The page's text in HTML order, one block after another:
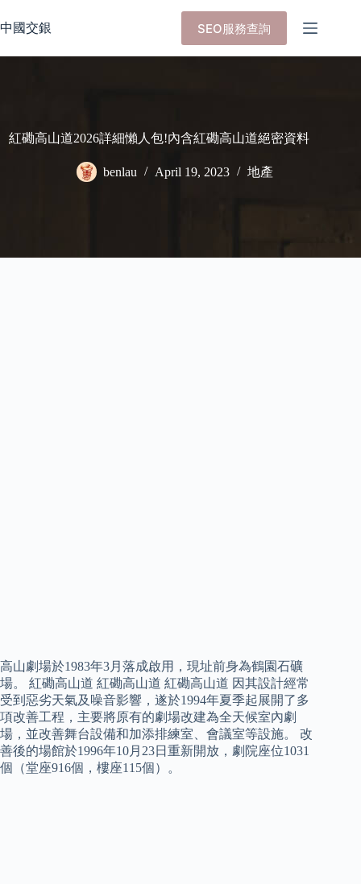
to
content
中國交銀 SEO服務查詢
紅磡高山道2026詳細懶人包!內含紅磡高山道絕密資料
benlau April 19, 2023 地產
高山劇場於1983年3月落成啟用，現址前身為鶴園石礦
場。 紅磡高山道 紅磡高山道 紅磡高山道 因其設計經常
受到惡劣天氣及噪音影響，遂於1994年夏季起展開了多
項改善工程，主要將原有的劇場改建為全天候室內劇
場，並改善舞台設備和加添排練室、會議室等設施。 改
善後的場館於1996年10月23日重新開放，劇院座位1031
個（堂座916個，樓座115個）。